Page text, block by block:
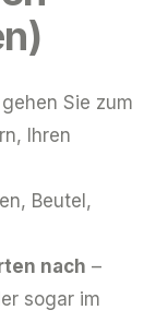
Sie zum
Ihren
Beutel,
nach –
sogar im